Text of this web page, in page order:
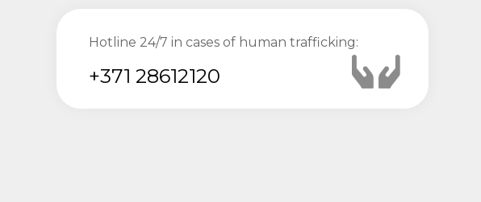
Hotline 24/7 in cases of human trafficking:
+371 28612120